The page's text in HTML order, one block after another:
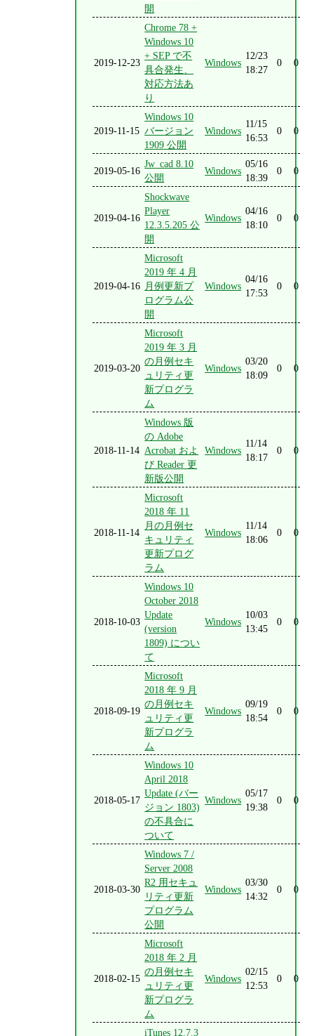
開
2019-12-23
Chrome 78 +
Windows 10
+ SEP で不
具合発生、
対応方法あ
り
Windows
12/23
18:27
0 0
2019-11-15
Windows 10
バージョン
1909 公開
Windows
11/15
16:53
0 0
2019-05-16
Jw_cad 8.10
公開
Windows
05/16
18:39
0 0
2019-04-16
Shockwave
Player
12.3.5.205 公
開
Windows
04/16
18:10
0 0
2019-04-16
Microsoft
2019 年 4 月
月例更新プ
ログラム公
開
Windows
04/16
17:53
0 0
2019-03-20
Microsoft
2019 年 3 月
の月例セキ
ュリティ更
新プログラ
ム
Windows
03/20
18:09
0 0
2018-11-14
Windows 版
の Adobe
Acrobat およ
び Reader 更
新版公開
Windows
11/14
18:17
0 0
2018-11-14
Microsoft
2018 年 11
月の月例セ
キュリティ
更新プログ
ラム
Windows
11/14
18:06
0 0
2018-10-03
Windows 10
October 2018
Update
(version
1809) につい
て
Windows
10/03
13:45
0 0
2018-09-19
Microsoft
2018 年 9 月
の月例セキ
ュリティ更
新プログラ
ム
Windows
09/19
18:54
0 0
2018-05-17
Windows 10
April 2018
Update (バー
ジョン 1803)
の不具合に
ついて
Windows
05/17
19:38
0 0
2018-03-30
Windows 7 /
Server 2008
R2 用セキュ
リティ更新
プログラム
公開
Windows
03/30
14:32
0 0
2018-02-15
Microsoft
2018 年 2 月
の月例セキ
ュリティ更
新プログラ
ム
Windows
02/15
12:53
0 0
iTunes 12.7.3